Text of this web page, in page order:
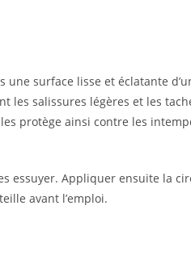
surface lisse et éclatante
salissures légères et les
protège ainsi contre les
essuyer. Appliquer ensuite la
avant l’emploi.